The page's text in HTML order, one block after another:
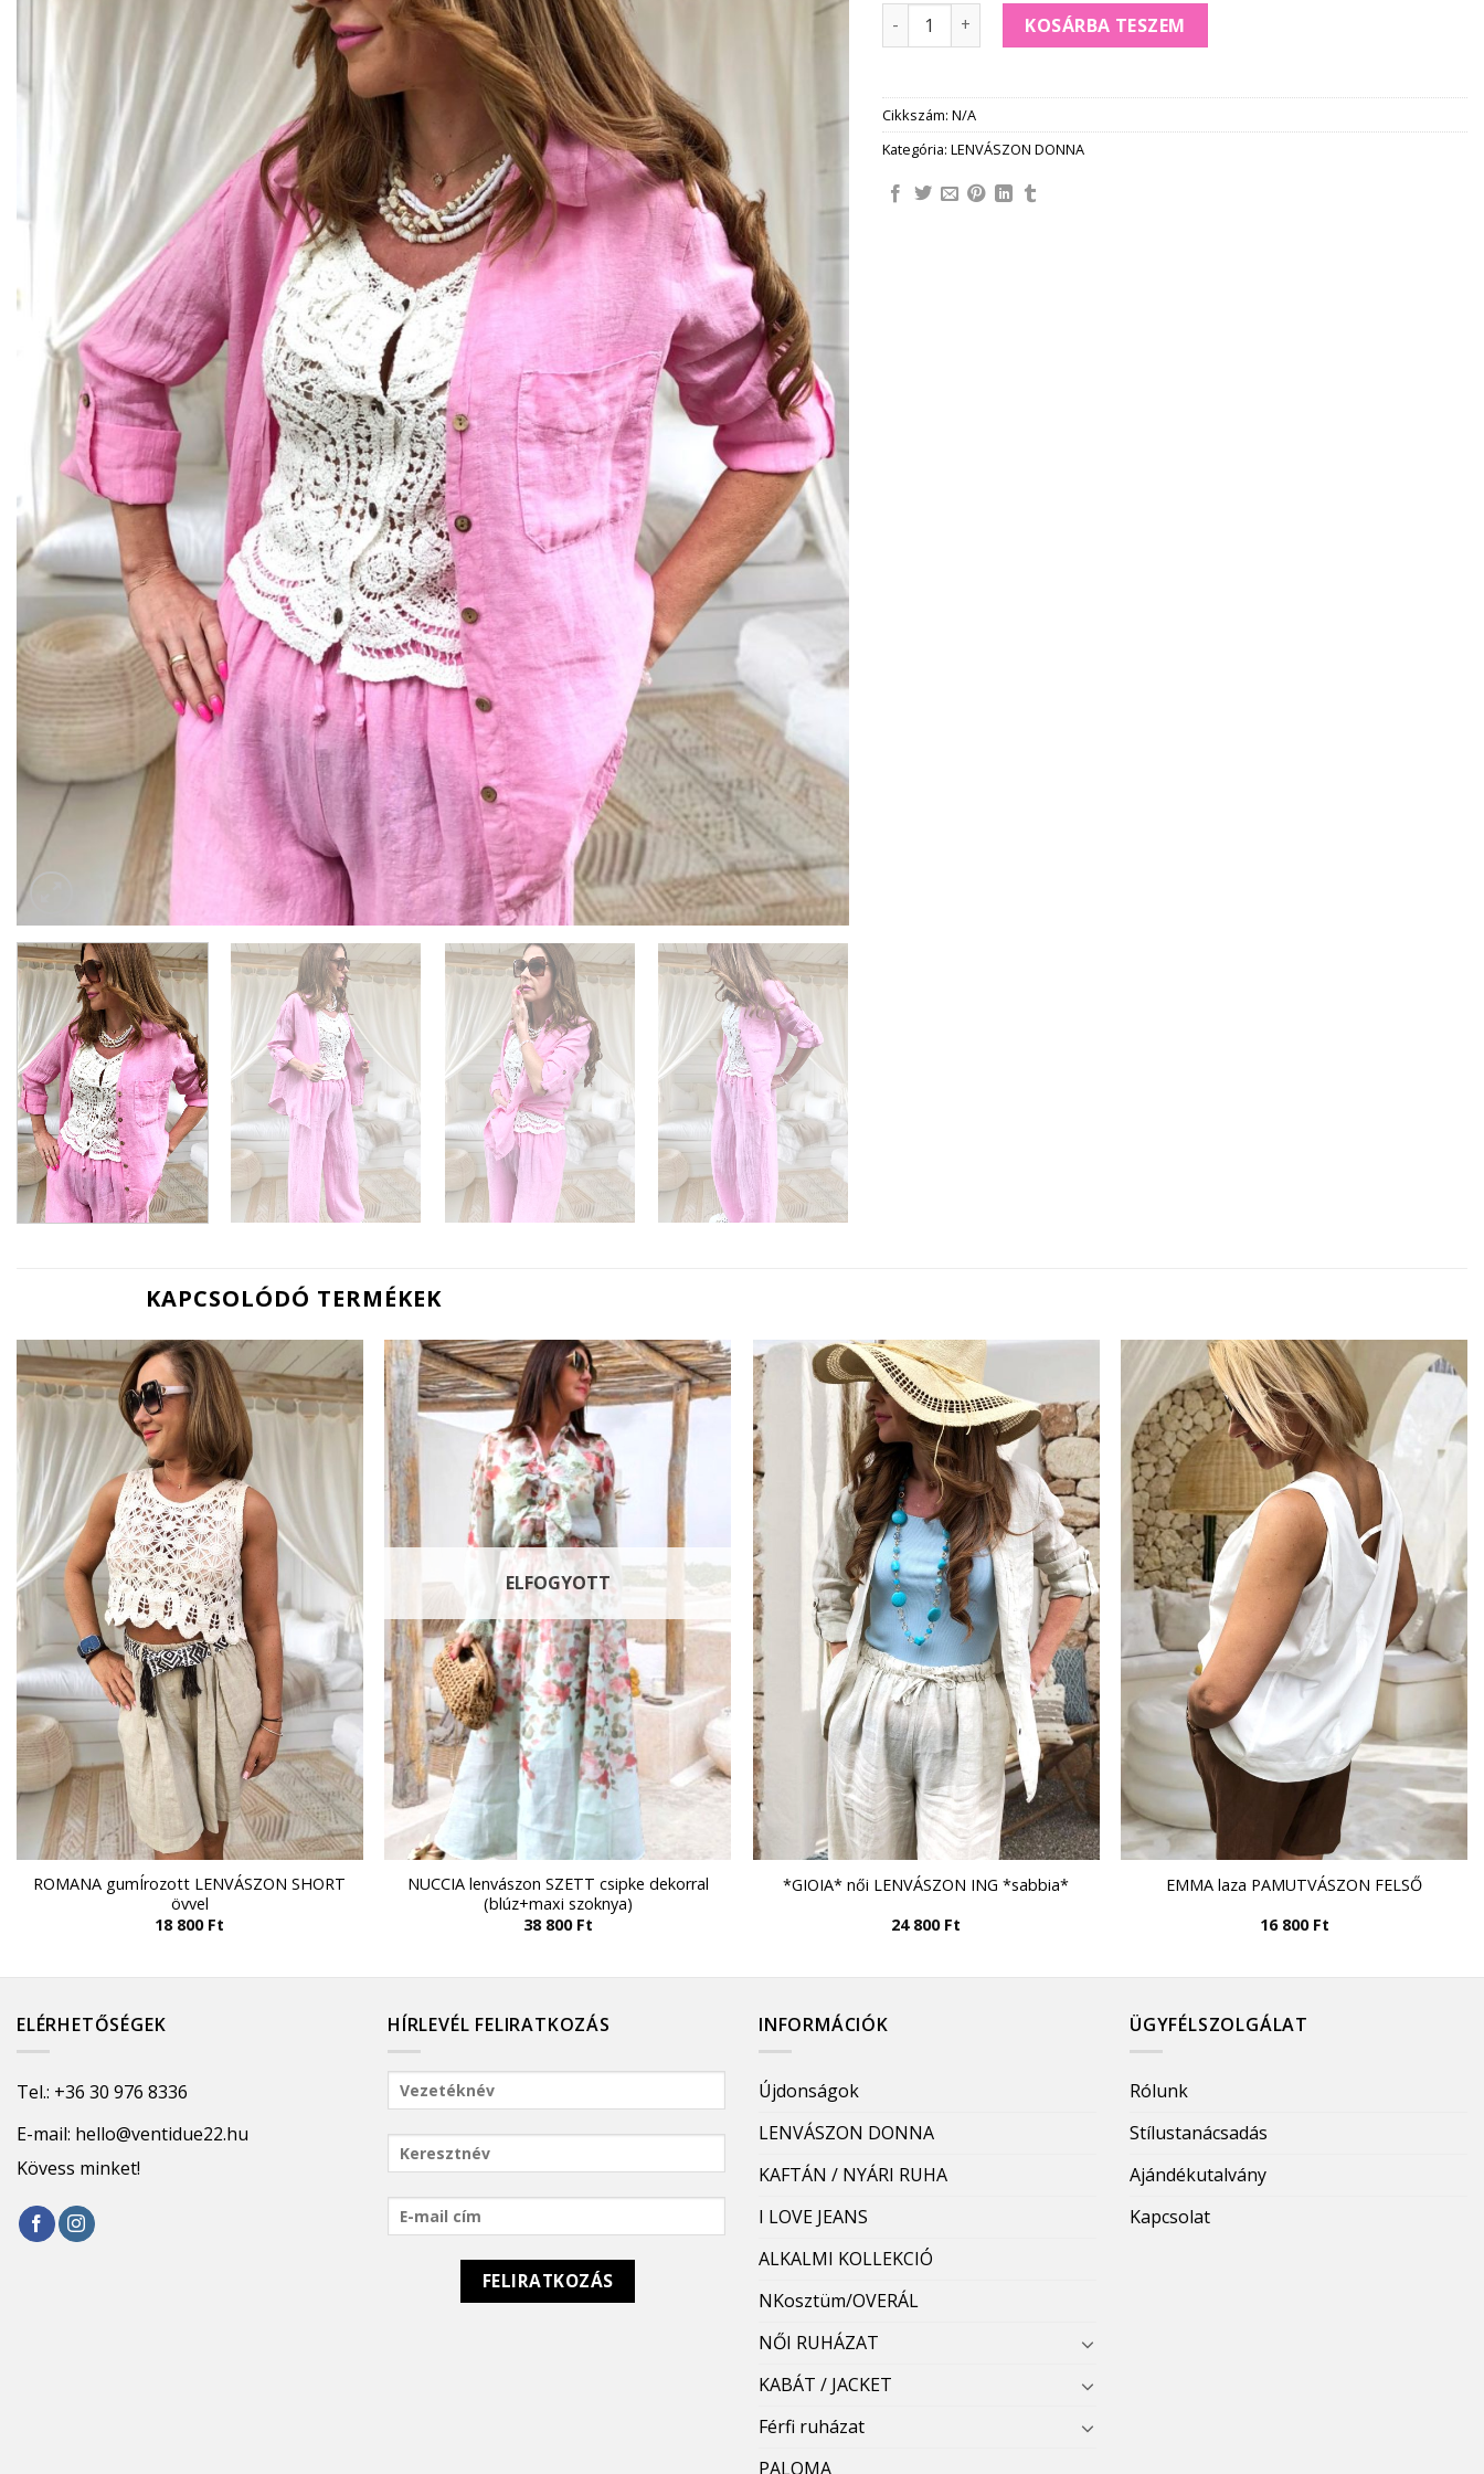
*GIOIA* női LENVÁSZON ING *pink* mennyiség
KOSÁRBA TESZEM
Cikkszám: N/A
Kategória: LENVÁSZON DONNA
KAPCSOLÓDÓ TERMÉKEK
ROMANA gumÍrozott LENVÁSZON SHORT
övvel
18 800 Ft
ELFOGYOTT
NUCCIA lenvászon SZETT csipke dekorral
(blúz+maxi szoknya)
38 800 Ft
*GIOIA* női LENVÁSZON ING *sabbia*
24 800 Ft
EMMA laza PAMUTVÁSZON FELSŐ
16 800 Ft
ELÉRHETŐSÉGEK
Tel.: +36 30 976 8336
E-mail: hello@ventidue22.hu
Kövess minket!
HÍRLEVÉL FELIRATKOZÁS INFORMÁCIÓK
Újdonságok
LENVÁSZON DONNA
KAFTÁN / NYÁRI RUHA
I LOVE JEANS
ALKALMI KOLLEKCIÓ
NKosztüm/OVERÁL
NŐI RUHÁZAT
KABÁT / JACKET
Férfi ruházat
PALOMA
ÜGYFÉLSZOLGÁLAT
Rólunk
Stílustanácsadás
Ajándékutalvány
Kapcsolat